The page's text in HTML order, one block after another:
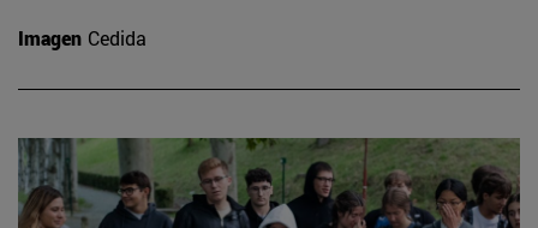
Imagen Cedida